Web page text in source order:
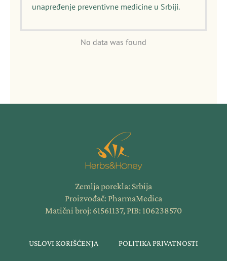
unapređenje preventivne medicine u Srbiji.
No data was found
Zemlja porekla: Srbija
Proizvođač: PharmaMedica
Matični broj: 61561137, PIB: 106238570
USLOVI KORIŠĆENJA POLITIKA PRIVATNOSTI